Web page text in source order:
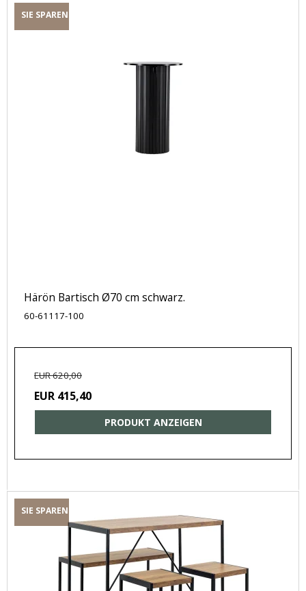
SIE SPAREN
Härön Bartisch Ø70 cm schwarz.
60-61117-100
EUR 620,00
EUR 415,40
PRODUKT ANZEIGEN
SIE SPAREN